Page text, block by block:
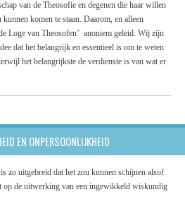
van de Theosofie en degenen die haar willen
kunnen komen te staan. Daarom, en alleen
Loge van Theosofen’ anoniem geleid. Wij zijn
dat het belangrijk en essentieel is om te weten
het belangrijkste de verdienste is van wat er
EN ONPERSOONLIJKHEID
zo uitgebreid dat het zou kunnen schijnen alsof
op de uitwerking van een ingewikkeld wiskundig